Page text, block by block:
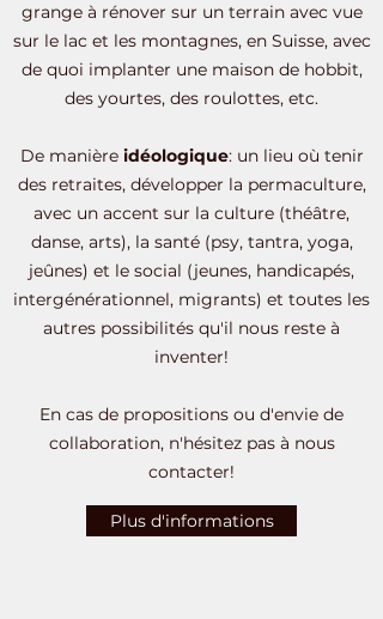
grange à rénover sur un terrain avec vue
sur le lac et les montagnes, en Suisse, avec
de quoi implanter une maison de hobbit,
des yourtes, des roulottes, etc.
De manière idéologique: un lieu où tenir
des retraites, développer la permaculture,
avec un accent sur la culture (théâtre,
danse, arts), la santé (psy, tantra, yoga,
jeûnes) et le social (jeunes, handicapés,
intergénérationnel, migrants) et toutes les
autres possibilités qu'il nous reste à
inventer!
En cas de propositions ou d'envie de
collaboration, n'hésitez pas à nous
contacter!
Plus d'informations